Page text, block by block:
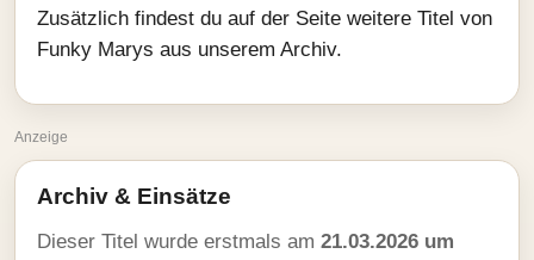
Zusätzlich findest du auf der Seite weitere Titel von
Funky Marys aus unserem Archiv.
Anzeige
Archiv & Einsätze
Dieser Titel wurde erstmals am 21.03.2026 um